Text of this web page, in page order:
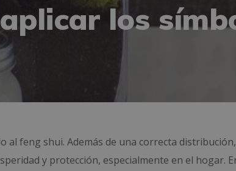
los
al feng shui. Además de una correcta distribución,
y protección, especialmente en el hogar.